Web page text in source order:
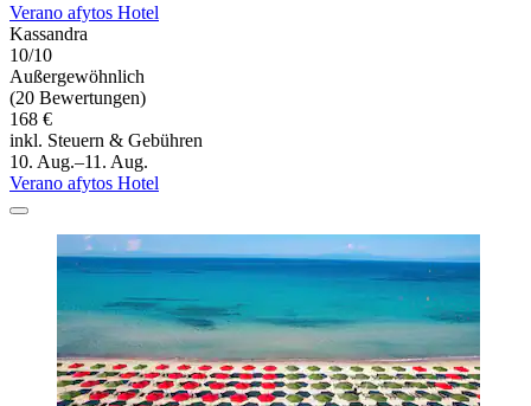
Verano afytos Hotel
Kassandra
10/10
Außergewöhnlich
(20 Bewertungen)
168 €
inkl. Steuern & Gebühren
10. Aug.–11. Aug.
Verano afytos Hotel